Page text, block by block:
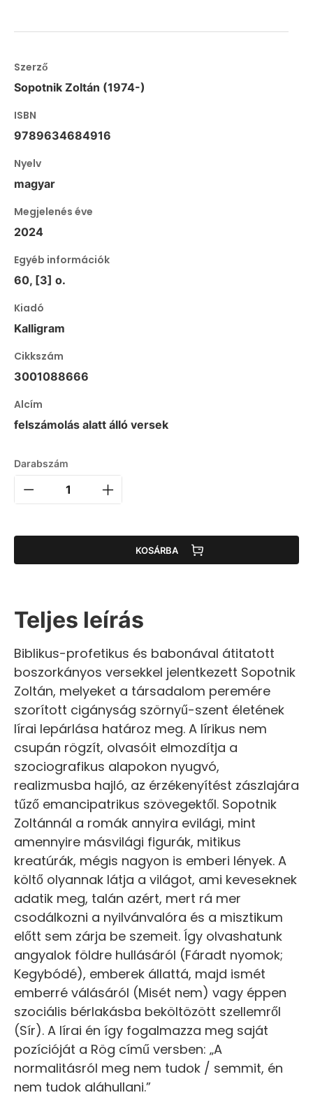
Szerző
Sopotnik Zoltán (1974-)
ISBN
9789634684916
Nyelv
magyar
Megjelenés éve
2024
Egyéb információk
60, [3] o.
Kiadó
Kalligram
Cikkszám
3001088666
Alcím
felszámolás alatt álló versek
Darabszám
KOSÁRBA
Teljes leírás
Biblikus-profetikus és babonával átitatott
boszorkányos versekkel jelentkezett Sopotnik
Zoltán, melyeket a társadalom peremére
szorított cigányság szörnyű-szent életének
lírai lepárlása határoz meg. A lírikus nem
csupán rögzít, olvasóit elmozdítja a
szociografikus alapokon nyugvó,
realizmusba hajló, az érzékenyítést zászlajára
tűző emancipatrikus szövegektől. Sopotnik
Zoltánnál a romák annyira evilági, mint
amennyire másvilági figurák, mitikus
kreatúrák, mégis nagyon is emberi lények. A
költő olyannak látja a világot, ami keveseknek
adatik meg, talán azért, mert rá mer
csodálkozni a nyilvánvalóra és a misztikum
előtt sem zárja be szemeit. Így olvashatunk
angyalok földre hullásáról (Fáradt nyomok;
Kegybódé), emberek állattá, majd ismét
emberré válásáról (Misét nem) vagy éppen
szociális bérlakásba beköltözött szellemről
(Sír). A lírai én így fogalmazza meg saját
pozícióját a Rög című versben: „A
normalitásról meg nem tudok / semmit, én
nem tudok aláhullani.”